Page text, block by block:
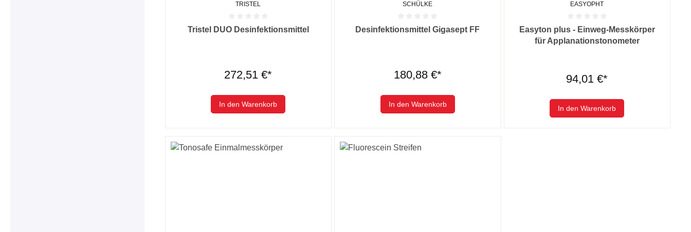
TRISTEL
Durchschnittliche Bewertung von 0 von 5 Sternen
Tristel DUO Desinfektionsmittel
272,51 €*
In den Warenkorb
SCHÜLKE
Durchschnittliche Bewertung von 0 von 5 Sternen
Desinfektionsmittel Gigasept FF
180,88 €*
In den Warenkorb
EASYOPHT
Durchschnittliche Bewertung von 0 von 5 Sternen
Easyton plus - Einweg-Messkörper
für Applanationstonometer
94,01 €*
In den Warenkorb